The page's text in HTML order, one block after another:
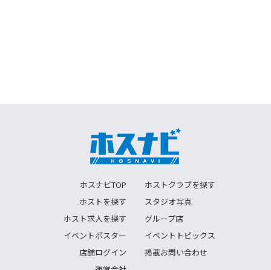
ホスナビTOP
ホストクラブを探す
ホストを探す
スタジオ写真
ホスト求人を探す
グループ店
イベントポスター
イベントトピックス
店舗ログイン
掲載お問い合わせ